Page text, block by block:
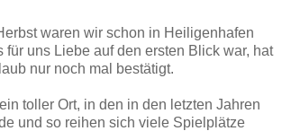
waren wir schon in Heiligenhafen
für uns Liebe auf den ersten Blick war, hat
nur noch mal bestätigt.
toller Ort, in den in den letzten Jahren
und so reihen sich viele Spielplätze